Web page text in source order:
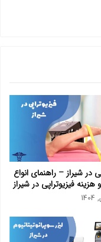
در شیراز – راهنمای انواع
فیزیوتراپی در شیراز